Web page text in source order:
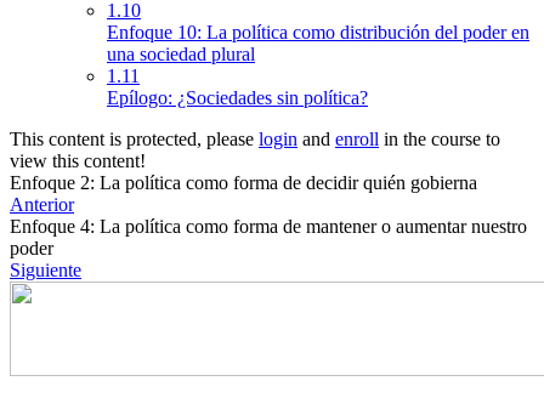
1.10
Enfoque 10: La política como distribución del poder en
una sociedad plural
1.11
Epílogo: ¿Sociedades sin política?
This content is protected, please login and enroll in the course to
view this content!
Enfoque 2: La política como forma de decidir quién gobierna
Anterior
Enfoque 4: La política como forma de mantener o aumentar nuestro
poder
Siguiente